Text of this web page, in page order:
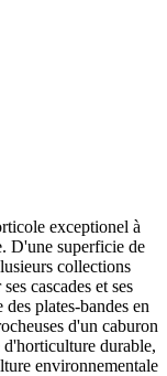
exceptionel à
D'une superficie de
collections
cascades et ses
plates-bandes en
d'un caburon
durable,
environnementale